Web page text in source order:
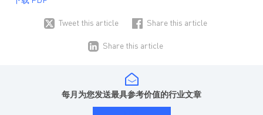
Tweet this article Share this article
Share this article
每月为您发送最具参考价值的行业文章